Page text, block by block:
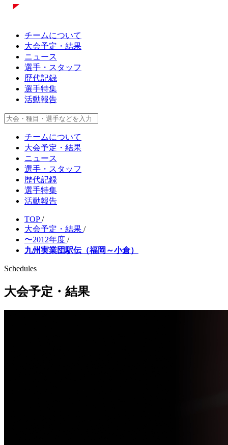
チームについて
大会予定・結果
ニュース
選手・スタッフ
歴代記録
選手特集
活動報告
チームについて
大会予定・結果
ニュース
選手・スタッフ
歴代記録
選手特集
活動報告
TOP /
大会予定・結果 /
〜2012年度 /
九州実業団駅伝（福岡～小倉）
Schedules
大会予定・結果